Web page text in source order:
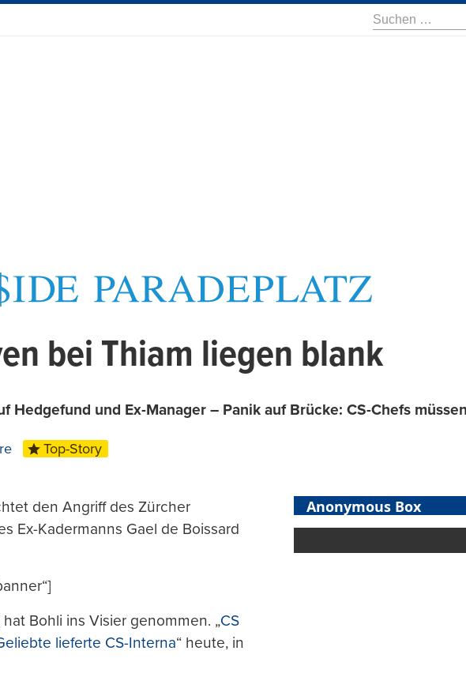
Suche
nach:
bei Thiam liegen blank
Hedgefund und Ex-Manager – Panik auf Brücke: CS-Chefs
Top-Story
den Angriff des Zürcher
Ex-Kadermanns Gael de Boissard
Bohli ins Visier genommen. „CS
lieferte CS-Interna“ heute, in
Anonymous Box